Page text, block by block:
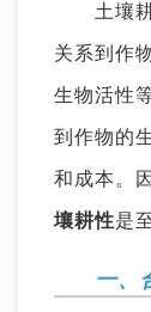
土壤耕
关系到作
生物活性
到作物的
和成本。
壤耕性是
一、